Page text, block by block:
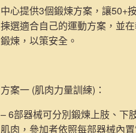
中心提供3個鍛煉方案，讓50+
揀選適合自己的運動方案，並
鍛煉，以策安全。
方案一 (肌肉力量訓練) ：
– 6部器械可分別鍛煉上肢、下
肌肉，參加者依照每部器械內